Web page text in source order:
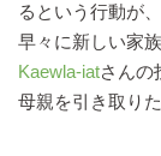
るという行動が
早々に新しい家
Kaewla-iatさんの
母親を引き取り